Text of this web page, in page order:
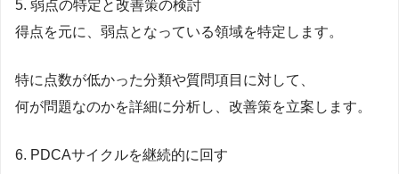
5. 弱点の特定と改善策の検討
得点を元に、弱点となっている領域を特定します。
特に点数が低かった分類や質問項目に対して、
何が問題なのかを詳細に分析し、改善策を立案します。
6. PDCAサイクルを継続的に回す